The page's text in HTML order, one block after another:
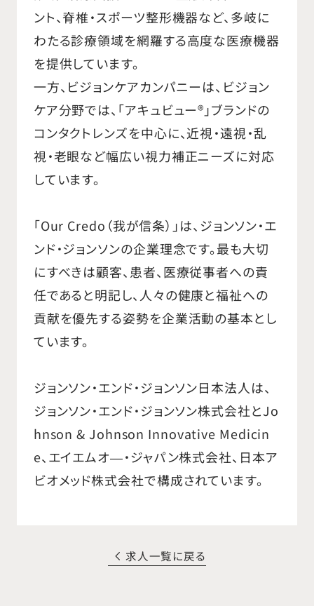
ント、脊椎・スポーツ整形機器など、多岐に
わたる診療領域を網羅する高度な医療機器
を提供しています。
一方、ビジョンケアカンパニーは、ビジョン
ケア分野では、「アキュビュー®」ブランドの
コンタクトレンズを中心に、近視・遠視・乱
視・老眼など幅広い視力補正ニーズに対応
しています。
「Our Credo（我が信条）」は、ジョンソン・エ
ンド・ジョンソンの企業理念です。最も大切
にすべきは顧客、患者、医療従事者への責
任であると明記し、人々の健康と福祉への
貢献を優先する姿勢を企業活動の基本とし
ています。
ジョンソン・エンド・ジョンソン日本法人は、
ジョンソン・エンド・ジョンソン株式会社とJo
hnson & Johnson Innovative Medicin
e、エイエムオ―・ジャパン株式会社、日本ア
ビオメッド株式会社で構成されています。
求人一覧に戻る